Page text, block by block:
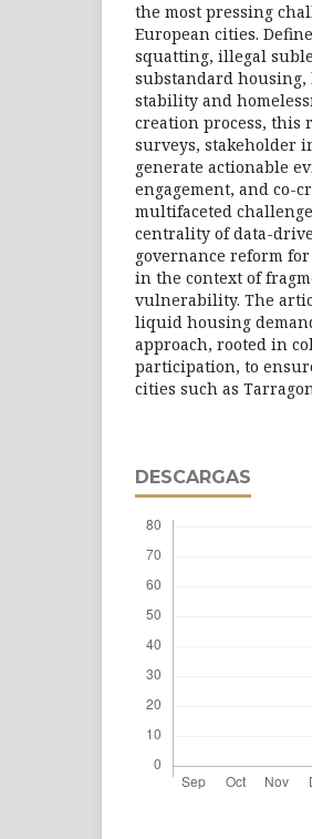
the most pressing
European cities.
squatting, illegal
substandard
stability and
creation process, this
surveys, stakeholder
generate actionable
engagement, and co-
multifaceted
centrality of data-
governance reform
in the context of
vulnerability. The
liquid housing
approach, rooted in
participation, to
cities such as
DESCARGAS